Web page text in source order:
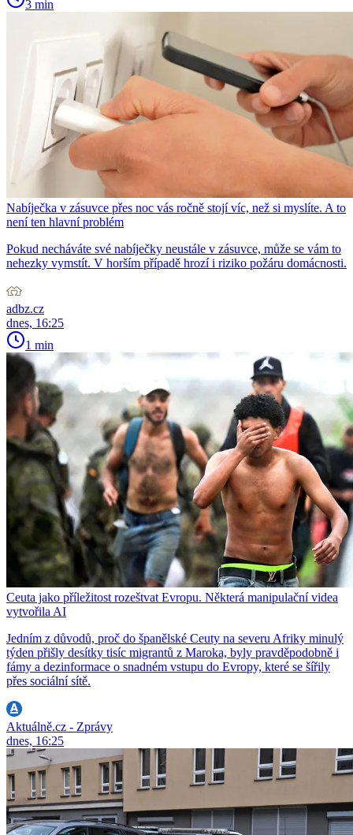
3 min
Nabíječka v zásuvce přes noc vás ročně stojí víc, než si myslíte. A to
není ten hlavní problém
Pokud necháváte své nabíječky neustále v zásuvce, může se vám to
nehezky vymstít. V horším případě hrozí i riziko požáru domácnosti.
adbz.cz
dnes, 16:25
1 min
Ceuta jako příležitost rozeštvat Evropu. Některá manipulační videa
vytvořila AI
Jedním z důvodů, proč do španělské Ceuty na severu Afriky minulý
týden přišly desítky tisíc migrantů z Maroka, byly pravděpodobně i
fámy a dezinformace o snadném vstupu do Evropy, které se šířily
přes sociální sítě.
Aktuálně.cz - Zprávy
dnes, 16:25